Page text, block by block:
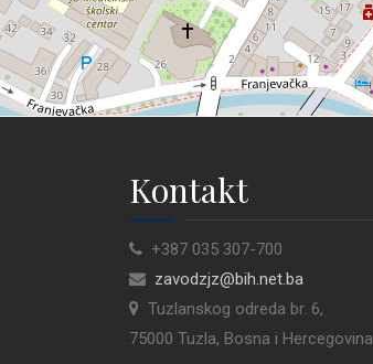
Kontakt
+387 035 307-700
zavodzjz@bih.net.ba
Tuzlanskog odreda br. 6,
75000 Tuzla, Bosna i Hercegovina